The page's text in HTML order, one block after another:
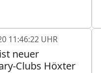
11:46:22 UHR
neuer
Clubs Höxter